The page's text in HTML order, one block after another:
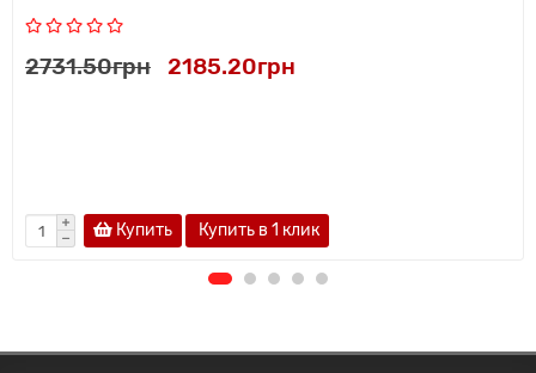
2731.50грн 2185.20грн
Купить Купить в 1 клик